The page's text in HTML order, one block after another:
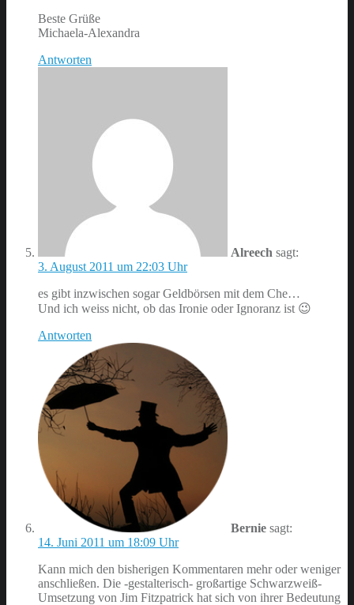
Beste Grüße
Michaela-Alexandra
Antworten
Alreech sagt:
3. August 2011 um 22:03 Uhr
es gibt inzwischen sogar Geldbörsen mit dem Che…
Und ich weiss nicht, ob das Ironie oder Ignoranz ist 😉
Antworten
Bernie sagt:
14. Juni 2011 um 18:09 Uhr
Kann mich den bisherigen Kommentaren mehr oder weniger
anschließen. Die -gestalterisch- großartige Schwarzweiß-
Umsetzung von Jim Fitzpatrick hat sich von ihrer Bedeutung